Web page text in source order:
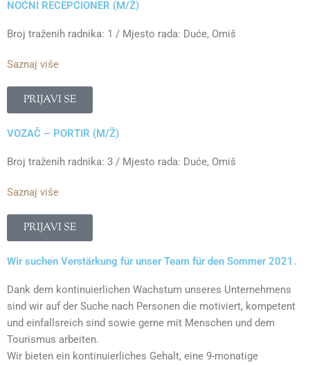
NOĆNI RECEPCIONER (M/Ž)
Broj traženih radnika: 1 / Mjesto rada: Duće, Omiš
Saznaj više
PRIJAVI SE
VOZAČ – PORTIR (M/Ž)
Broj traženih radnika: 3 / Mjesto rada: Duće, Omiš
Saznaj više
PRIJAVI SE
Wir suchen Verstärkung für unser Team für den Sommer 2021.
Dank dem kontinuierlichen Wachstum unseres Unternehmens
sind wir auf der Suche nach Personen die motiviert, kompetent
und einfallsreich sind sowie gerne mit Menschen und dem
Tourismus arbeiten.
Wir bieten ein kontinuierliches Gehalt, eine 9-monatige